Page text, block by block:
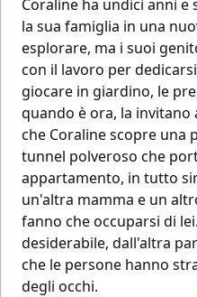
Coraline ha undici anni
la sua famiglia in una
esplorare, ma i suoi
con il lavoro per
giocare in giardino, le
quando è ora, la invitano
che Coraline scopre una
tunnel polveroso che
appartamento, in tutto
un'altra mamma e un
fanno che occuparsi di
desiderabile, dall'altra
che le persone hanno
degli occhi.